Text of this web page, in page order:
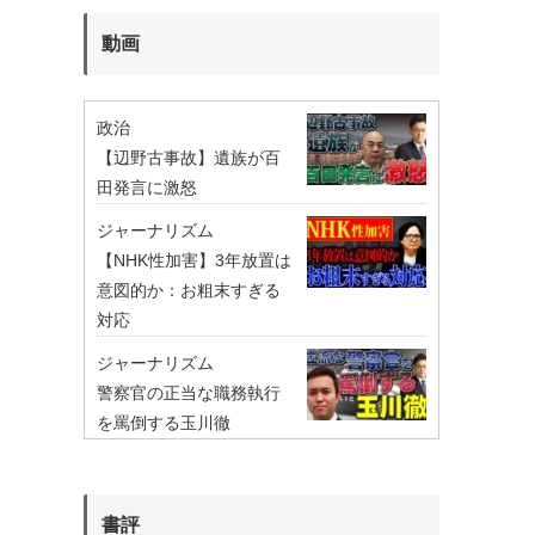
動画
政治
【辺野古事故】遺族が百
田発言に激怒
ジャーナリズム
【NHK性加害】3年放置は
意図的か：お粗末すぎる
対応
ジャーナリズム
警察官の正当な職務執行
を罵倒する玉川徹
書評